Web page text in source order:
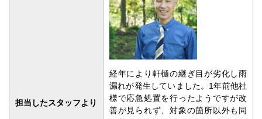
担当したスタッフより
経年により軒樋の継ぎ目が劣化し雨
漏れが発生していました。1年前他社
様で応急処置を行ったようですが改
善が見られず、対象の箇所以外も同